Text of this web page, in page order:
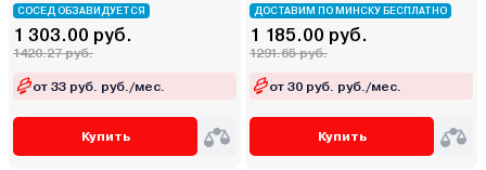
СОСЕД ОБЗАВИДУЕТСЯ
1 303.00 руб.
1420.27 руб.
от 33 руб. руб./мес.
Купить
ДОСТАВИМ ПО МИНСКУ БЕСПЛАТНО
1 185.00 руб.
1291.65 руб.
от 30 руб. руб./мес.
Купить